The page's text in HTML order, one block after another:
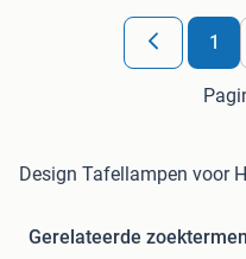
1
Design Tafellampen voor
Gerelateerde zoektermen